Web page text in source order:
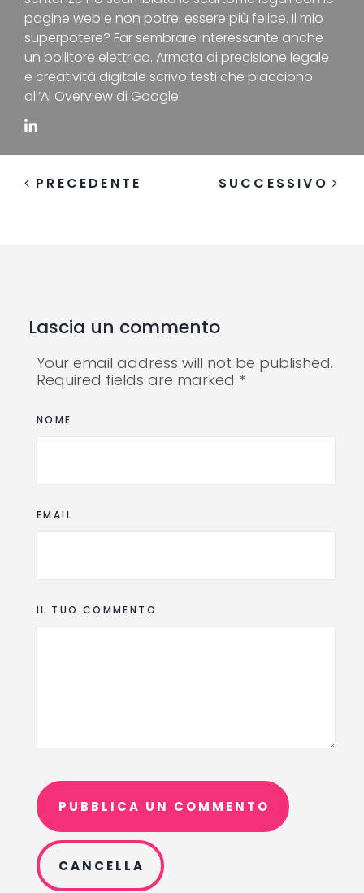
pagine web e non potrei essere più felice. Il mio
superpotere? Far sembrare interessante anche
un bollitore elettrico. Armata di precisione legale
e creatività digitale scrivo testi che piacciono
all’AI Overview di Google.
PRECEDENTE SUCCESSIVO
Lascia un commento
Your email address will not be published.
Required fields are marked *
NOME
EMAIL
IL TUO COMMENTO